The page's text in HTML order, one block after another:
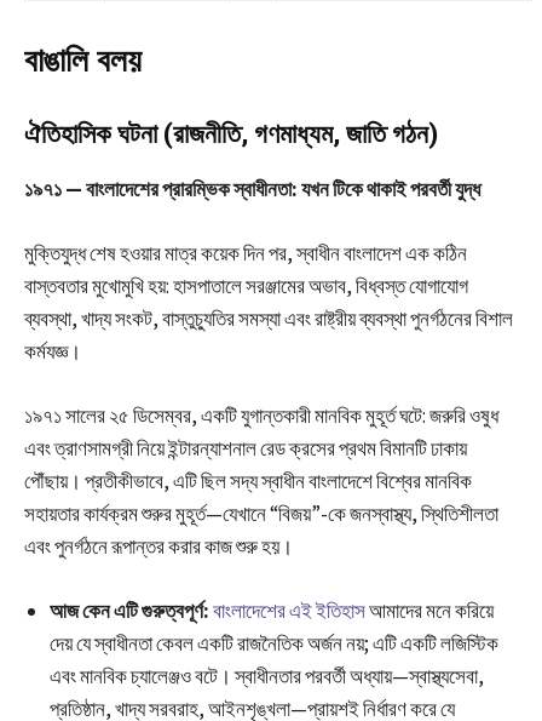
বাঙালি বলয়
ঐতিহাসিক ঘটনা (রাজনীতি, গণমাধ্যম, জাতি গঠন)
১৯৭১ — বাংলাদেশের প্রারম্ভিক স্বাধীনতা: যখন টিকে থাকাই পরবর্তী যুদ্ধ
মুক্তিযুদ্ধ শেষ হওয়ার মাত্র কয়েক দিন পর, স্বাধীন বাংলাদেশ এক কঠিন
বাস্তবতার মুখোমুখি হয়: হাসপাতালে সরঞ্জামের অভাব, বিধ্বস্ত যোগাযোগ
ব্যবস্থা, খাদ্য সংকট, বাস্তুচ্যুতির সমস্যা এবং রাষ্ট্রীয় ব্যবস্থা পুনর্গঠনের বিশাল
কর্মযজ্ঞ।
১৯৭১ সালের ২৫ ডিসেম্বর, একটি যুগান্তকারী মানবিক মুহূর্ত ঘটে: জরুরি ওষুধ
এবং ত্রাণসামগ্রী নিয়ে ইন্টারন্যাশনাল রেড ক্রসের প্রথম বিমানটি ঢাকায়
পৌঁছায়। প্রতীকীভাবে, এটি ছিল সদ্য স্বাধীন বাংলাদেশে বিশ্বের মানবিক
সহায়তার কার্যক্রম শুরুর মুহূর্ত—যেখানে “বিজয়”-কে জনস্বাস্থ্য, স্থিতিশীলতা
এবং পুনর্গঠনে রূপান্তর করার কাজ শুরু হয়।
আজ কেন এটি গুরুত্বপূর্ণ:বাংলাদেশের এই ইতিহাসআমাদের মনে করিয়ে
দেয় যে স্বাধীনতা কেবল একটি রাজনৈতিক অর্জন নয়; এটি একটি লজিস্টিক
এবং মানবিক চ্যালেঞ্জও বটে। স্বাধীনতার পরবর্তী অধ্যায়—স্বাস্থ্যসেবা,
প্রতিষ্ঠান, খাদ্য সরবরাহ, আইনশৃঙ্খলা—প্রায়শই নির্ধারণ করে যে